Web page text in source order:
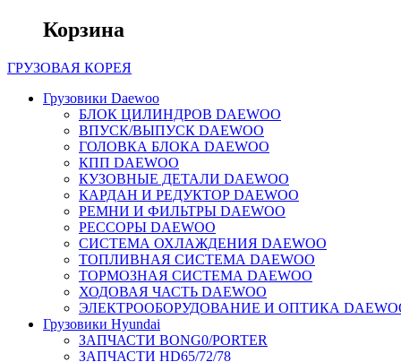
Корзина
ГРУЗОВАЯ КОРЕЯ
Грузовики Daewoo
БЛОК ЦИЛИНДРОВ DAEWOO
ВПУСК/ВЫПУСК DAEWOO
ГОЛОВКА БЛОКА DAEWOO
КПП DAEWOO
КУЗОВНЫЕ ДЕТАЛИ DAEWOO
КАРДАН И РЕДУКТОР DAEWOO
РЕМНИ И ФИЛЬТРЫ DAEWOO
РЕССОРЫ DAEWOO
СИСТЕМА ОХЛАЖДЕНИЯ DAEWOO
ТОПЛИВНАЯ СИСТЕМА DAEWOO
ТОРМОЗНАЯ СИСТЕМА DAEWOO
ХОДОВАЯ ЧАСТЬ DAEWOO
ЭЛЕКТРООБОРУДОВАНИЕ И ОПТИКА
Грузовики Hyundai
ЗАПЧАСТИ BONG0/PORTER
ЗАПЧАСТИ HD65/72/78